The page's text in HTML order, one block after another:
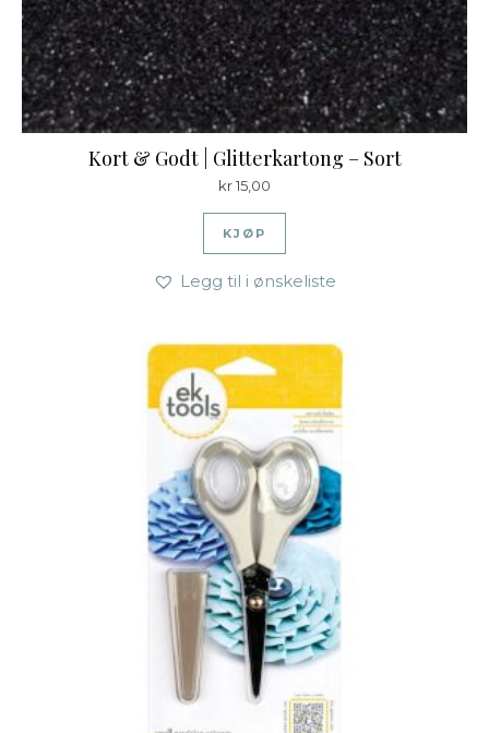
Kort & Godt | Glitterkartong – Sort
kr15,00
KJØP
Legg til i ønskeliste